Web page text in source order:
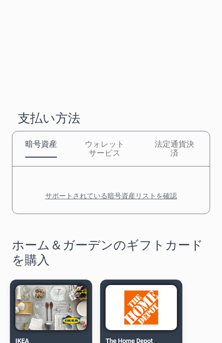
支払い方法
暗号資産
ウォレット
サービス
法定通貨決
済
サポートされている暗号資産リストを確認
ホーム＆ガーデンのギフトカード
を購入
IKEA The Home Depot